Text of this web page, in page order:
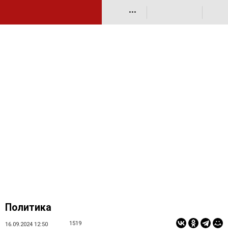
•••
Политика
16.09.2024 12:50 1519